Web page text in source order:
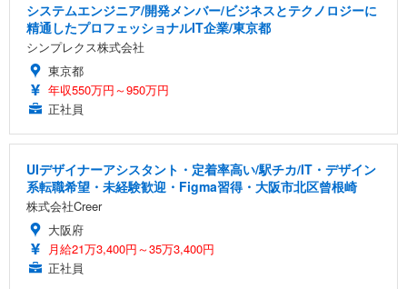
システムエンジニア/開発メンバー/ビジネスとテクノロジーに
精通したプロフェッショナルIT企業/東京都
シンプレクス株式会社
東京都
年収550万円～950万円
正社員
UIデザイナーアシスタント・定着率高い/駅チカ/IT・デザイン
系転職希望・未経験歓迎・Figma習得・大阪市北区曾根崎
株式会社Creer
大阪府
月給21万3,400円～35万3,400円
正社員